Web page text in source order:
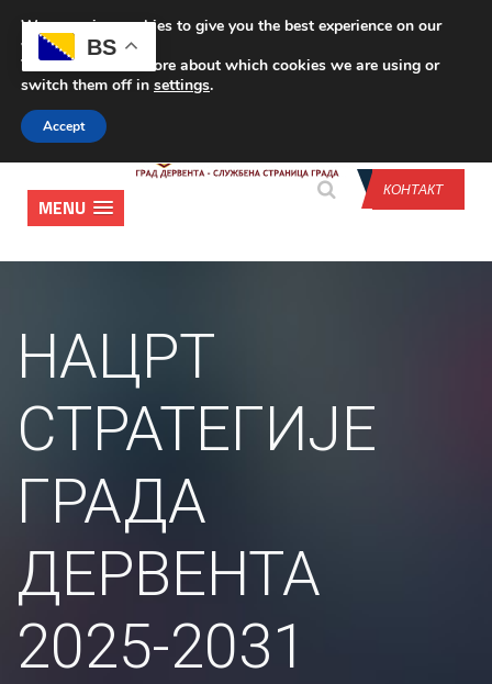
CONTACT US
КОНТАКТ
MENU
НАЦРТ
СТРАТЕГИЈЕ
ГРАДА
ДЕРВЕНТА
2025-2031
BS
We are using cookies to give you the best experience on our
website.
You can find out more about which cookies we are using or
switch them off in settings.
Accept